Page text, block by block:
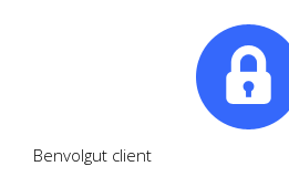
Benvolgut client